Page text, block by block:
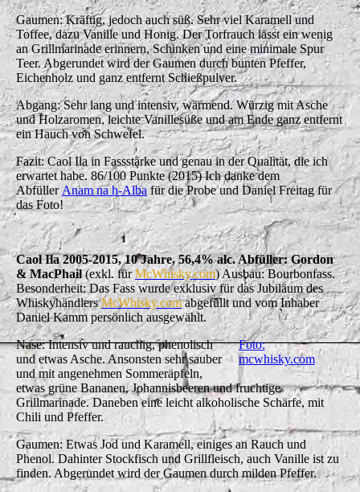
Gaumen: Kräftig, jedoch auch süß. Sehr viel Karamell und
Toffee, dazu Vanille und Honig. Der Torfrauch lässt ein wenig
an Grillmarinade erinnern, Schinken und eine minimale Spur
Teer. Abgerundet wird der Gaumen durch bunten Pfeffer,
Eichenholz und ganz entfernt Schießpulver.
Abgang: Sehr lang und intensiv, wärmend. Würzig mit Asche
und Holzaromen, leichte Vanillesüße und am Ende ganz entfernt
ein Hauch von Schwefel.
Fazit: Caol Ila in Fassstärke und genau in der Qualität, die ich
erwartet habe. 86/100 Punkte (2015) Ich danke dem
Abfüller Anam na h-Albafür die Probe und Daniel Freitag für
das Foto!
Caol Ila 2005-2015, 10 Jahre, 56,4% alc. Abfüller: Gordon
& MacPhail(exkl. fürMcWhisky.com) Ausbau: Bourbonfass.
Besonderheit: Das Fass wurde exklusiv für das Jubiläum des
WhiskyhändlersMcWhisky.comabgefüllt und vom Inhaber
Daniel Kamm persönlich ausgewählt.
Foto:
mcwhisky.com
Nase: Intensiv und rauchig, phenolisch
und etwas Asche. Ansonsten sehr sauber
und mit angenehmen Sommeräpfeln,
etwas grüne Bananen, Johannisbeeren und fruchtige
Grillmarinade. Daneben eine leicht alkoholische Schärfe, mit
Chili und Pfeffer.
Gaumen: Etwas Jod und Karamell, einiges an Rauch und
Phenol. Dahinter Stockfisch und Grillfleisch, auch Vanille ist zu
finden. Abgerundet wird der Gaumen durch milden Pfeffer.